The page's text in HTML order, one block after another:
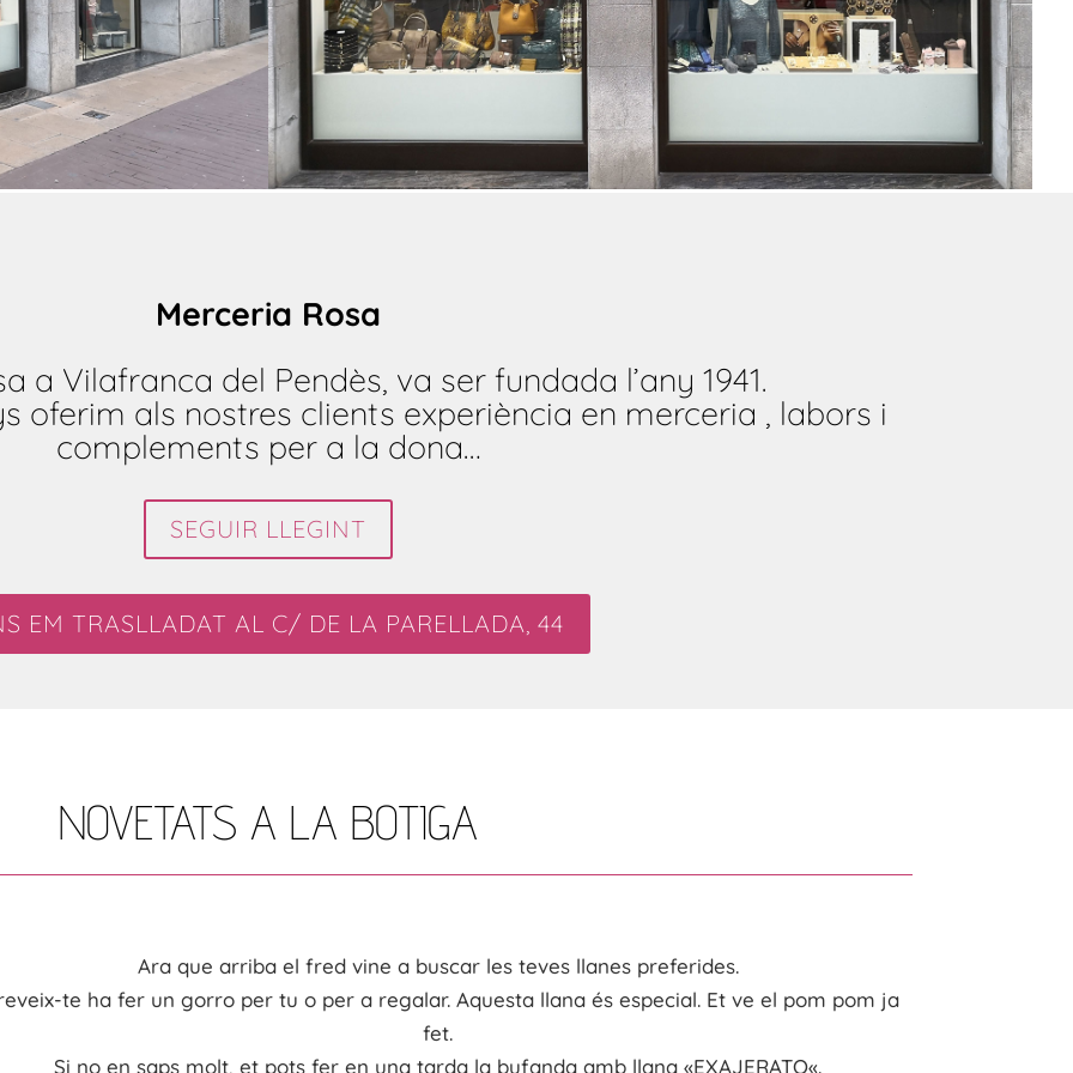
Merceria Rosa
a Vilafranca del Pendès, va ser fundada l’any 1941.
oferim als nostres clients experiència en merceria , labors i
complements per a la dona…
SEGUIR LLEGINT
EM TRASLLADAT AL C/ DE LA PARELLADA, 44
NOVETATS A LA BOTIGA
Ara que arriba el fred vine a buscar les teves llanes preferides.
-te hafer ungorro per tu o per a regalar. Aquesta llanaés especial. Et ve el pom pom ja
fet.
Si no ensaps molt, et pots fer en una tarda la bufanda amb llana «EXAJERATO«.